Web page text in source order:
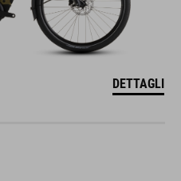
DETTAGLI